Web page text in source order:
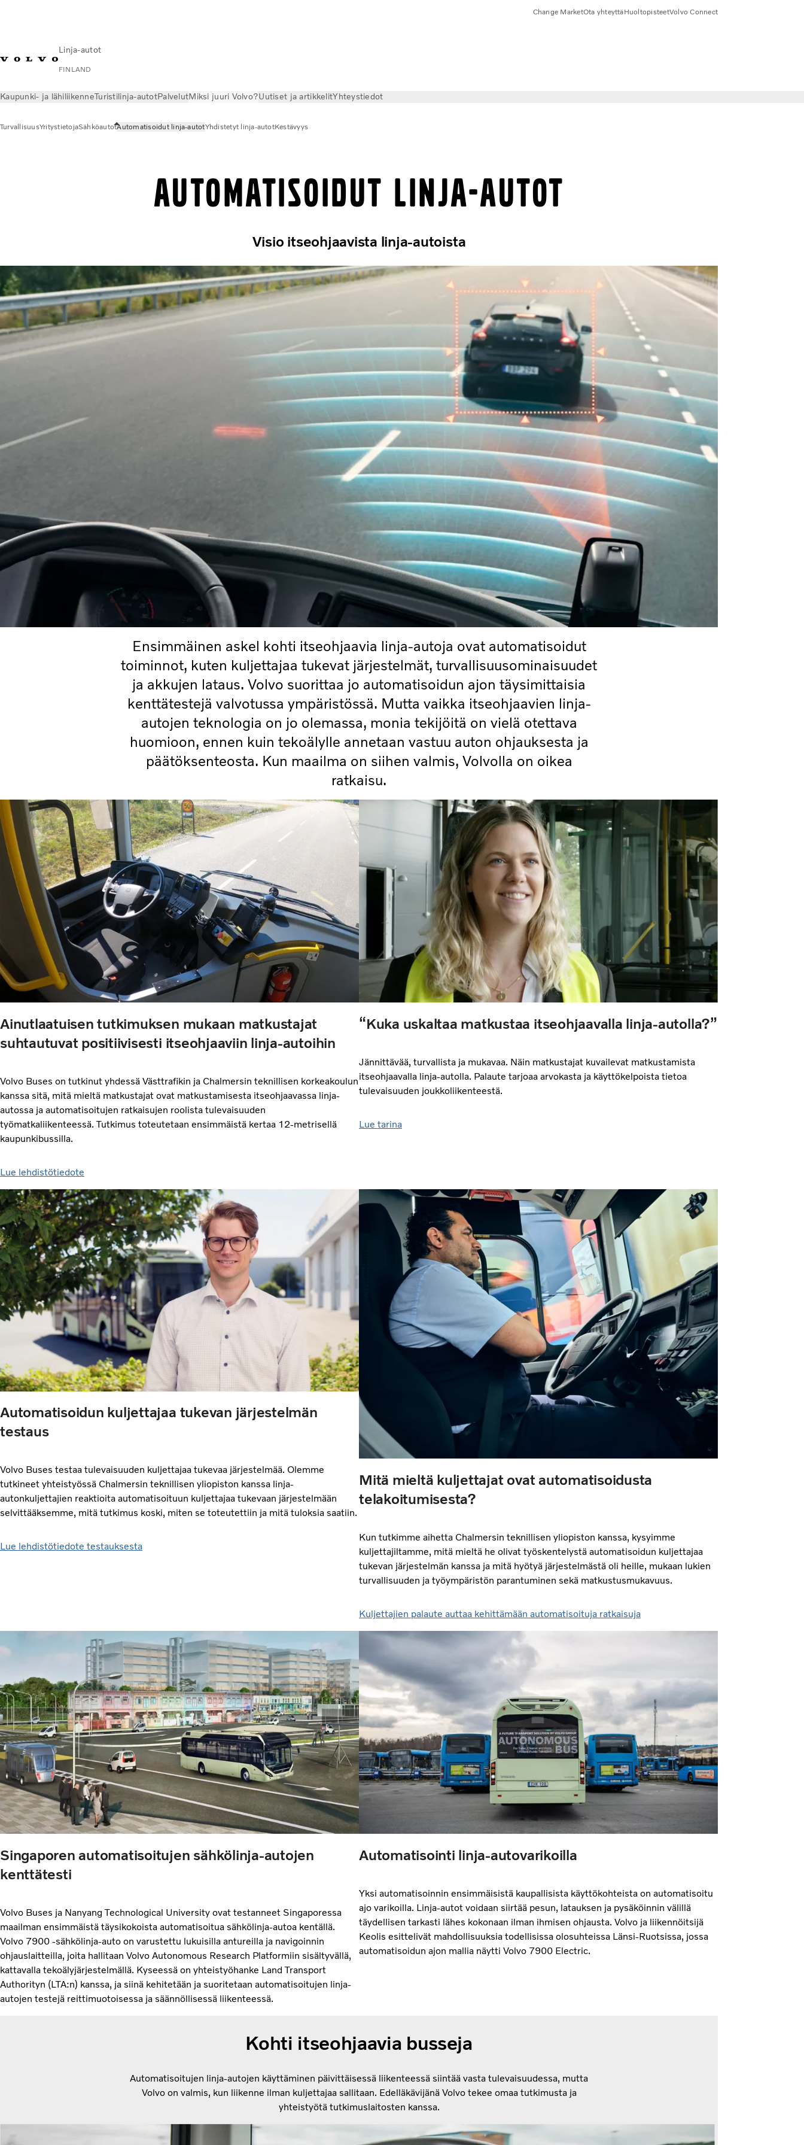
Linja-autot
FINLAND
Change MarketOta yhteyttäHuoltopisteetVolvo Connect
Kaupunki- ja lähiliikenneTuristilinja-autotPalvelutMiksi juuri Volvo?Uutiset ja artikkelitYhteystiedot
TurvallisuusYritystietojaSähköautotAutomatisoidut linja-autotYhdistetyt linja-autotKestävyys
Automatisoidut linja-autot
Visio itseohjaavista linja-autoista
Ensimmäinen askel kohti itseohjaavia linja-autoja ovat automatisoidut
toiminnot, kuten kuljettajaa tukevat järjestelmät, turvallisuusominaisuudet
ja akkujen lataus. Volvo suorittaa jo automatisoidun ajon täysimittaisia
kenttätestejä valvotussa ympäristössä. Mutta vaikka itseohjaavien linja-
autojen teknologia on jo olemassa, monia tekijöitä on vielä otettava
huomioon, ennen kuin tekoälylle annetaan vastuu auton ohjauksesta ja
päätöksenteosta. Kun maailma on siihen valmis, Volvolla on oikea
ratkaisu.
Ainutlaatuisen tutkimuksen mukaan matkustajat
suhtautuvat positiivisesti itseohjaaviin linja-autoihin
Volvo Buses on tutkinut yhdessä Västtrafikin ja Chalmersin teknillisen korkeakoulun
kanssa sitä, mitä mieltä matkustajat ovat matkustamisesta itseohjaavassa linja-
autossa ja automatisoitujen ratkaisujen roolista tulevaisuuden
työmatkaliikenteessä. Tutkimus toteutetaan ensimmäistä kertaa 12-metrisellä
kaupunkibussilla.
Lue lehdistötiedote
“Kuka uskaltaa matkustaa itseohjaavalla linja-autolla?”
Jännittävää, turvallista ja mukavaa. Näin matkustajat kuvailevat matkustamista
itseohjaavalla linja-autolla. Palaute tarjoaa arvokasta ja käyttökelpoista tietoa
tulevaisuuden joukkoliikenteestä.
Lue tarina
Automatisoidun kuljettajaa tukevan järjestelmän
testaus
Volvo Buses testaa tulevaisuuden kuljettajaa tukevaa järjestelmää. Olemme
tutkineet yhteistyössä Chalmersin teknillisen yliopiston kanssa linja-
autonkuljettajien reaktioita automatisoituun kuljettajaa tukevaan järjestelmään
selvittääksemme, mitä tutkimus koski, miten se toteutettiin ja mitä tuloksia saatiin.
Lue lehdistötiedote testauksesta
Mitä mieltä kuljettajat ovat automatisoidusta
telakoitumisesta?
Kun tutkimme aihetta Chalmersin teknillisen yliopiston kanssa, kysyimme
kuljettajiltamme, mitä mieltä he olivat työskentelystä automatisoidun kuljettajaa
tukevan järjestelmän kanssa ja mitä hyötyä järjestelmästä oli heille, mukaan lukien
turvallisuuden ja työympäristön parantuminen sekä matkustusmukavuus.
Kuljettajien palaute auttaa kehittämään automatisoituja ratkaisuja
Singaporen automatisoitujen sähkölinja-autojen
kenttätesti
Volvo Buses ja Nanyang Technological University ovat testanneet Singaporessa
maailman ensimmäistä täysikokoista automatisoitua sähkölinja-autoa kentällä.
Volvo 7900 -sähkölinja-auto on varustettu lukuisilla antureilla ja navigoinnin
ohjauslaitteilla, joita hallitaan Volvo Autonomous Research Platformiin sisältyvällä,
kattavalla tekoälyjärjestelmällä. Kyseessä on yhteistyöhanke Land Transport
Authorityn (LTA:n) kanssa, ja siinä kehitetään ja suoritetaan automatisoitujen linja-
autojen testejä reittimuotoisessa ja säännöllisessä liikenteessä.
Automatisointi linja-autovarikoilla
Yksi automatisoinnin ensimmäisistä kaupallisista käyttökohteista on automatisoitu
ajo varikoilla. Linja-autot voidaan siirtää pesun, latauksen ja pysäköinnin välillä
täydellisen tarkasti lähes kokonaan ilman ihmisen ohjausta. Volvo ja liikennöitsijä
Keolis esittelivät mahdollisuuksia todellisissa olosuhteissa Länsi-Ruotsissa, jossa
automatisoidun ajon mallia näytti Volvo 7900 Electric.
Kohti itseohjaavia busseja
Automatisoitujen linja-autojen käyttäminen päivittäisessä liikenteessä siintää vasta tulevaisuudessa, mutta
Volvo on valmis, kun liikenne ilman kuljettajaa sallitaan. Edelläkävijänä Volvo tekee omaa tutkimusta ja
yhteistyötä tutkimuslaitosten kanssa.